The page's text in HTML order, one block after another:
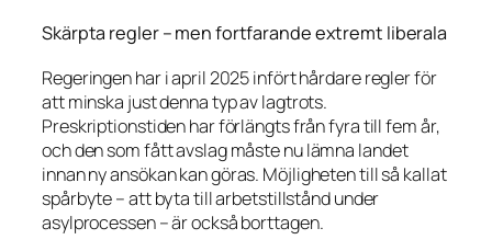
Skärpta regler – men fortfarande extremt liberala
Regeringen har i april 2025 infört hårdare regler för
att minska just denna typ av lagtrots.
Preskriptionstiden har förlängts från fyra till fem år,
och den som fått avslag måste nu lämna landet
innan ny ansökan kan göras. Möjligheten till så kallat
spårbyte – att byta till arbetstillstånd under
asylprocessen – är också borttagen.